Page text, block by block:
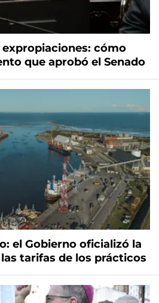
cómo
que aprobó el Senado
el Gobierno oficializó la
tarifas de los prácticos